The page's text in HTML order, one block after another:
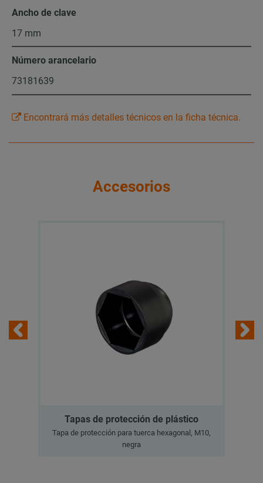
Ancho de clave
17 mm
Número arancelario
73181639
Encontrará más detalles técnicos en la ficha técnica.
Accesorios
Tapas de protección de plástico
Tapa de protección para tuerca hexagonal, M10,
negra